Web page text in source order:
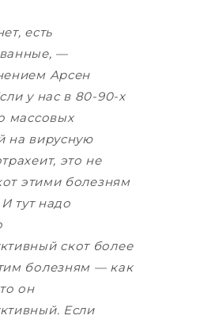
есть
—
Арсен
у нас в 80-90-х
массовых
на вирусную
это не
этими болезням
тут надо
скот более
болезням — как
он
Если